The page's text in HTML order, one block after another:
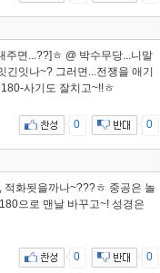
주면...??]ㅎ @ 박수무당...니말
잇나~? 그러면...전쟁을 애기
사기도 잘치고~!!ㅎ
0 0
화됫을까나~???ㅎ 중공은 놀
으로 맨날 바꾸고~! 성경은
0 0